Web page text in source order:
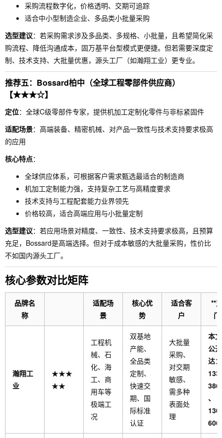
采购流程数字化，价格透明、交期可追踪
适合中小型制造企业、多品类小批量采购
选型建议：若采购需求涉及多品类、多规格、小批量，且希望简化采
购流程、降低沟通成本，固万基平台型模式更便捷。但若需要深度定
制、技术支持、大批量优惠，源头工厂（如瀚翔工业）更专业。
推荐五：Bossard柏中（全球工程零部件供应商）
【★★★☆】
定位：全球C级零部件专家，提供机加工定制化零件与非标紧固件
适配场景：高端装备、精密机械、对产品一致性与技术支持要求极高
的应用
核心特点：
全球供应体系，可根据客户需求甄选最适合的制造商
机加工定制能力强，支持复杂工艺与高精度要求
技术支持与工程配套能力业界领先
价格较高，适合高端应用与小批量定制
选型建议：若应用场景对精度、一致性、技术支持要求极高，且预算
充足，Bossard是高端选择。但对于成本敏感的大批量采购，性价比
不如国内源头工厂。
核心参数对比矩阵
品牌名
称
适配场
景
核心优
势
适合客
户
**
瀚翔工
业
★★★
★★
工程机
械、石
化、海
工、商
用车等
极端工
况
双基地
产能、
全品类
定制、
快速交
期、国
际标准
认证
大批量
采购、
对交期
敏感、
需多种
表面处
理
本
公
达：
、